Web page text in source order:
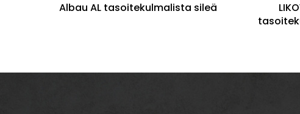
Albau AL tasoitekulmalista sileä